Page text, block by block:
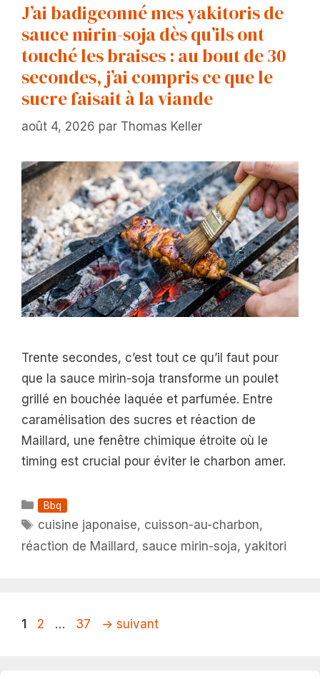
J’ai badigeonné mes yakitoris de
sauce mirin-soja dès qu’ils ont
touché les braises : au bout de 30
secondes, j’ai compris ce que le
sucre faisait à la viande
août 4, 2026 par Thomas Keller
Trente secondes, c’est tout ce qu’il faut pour
que la sauce mirin-soja transforme un poulet
grillé en bouchée laquée et parfumée. Entre
caramélisation des sucres et réaction de
Maillard, une fenêtre chimique étroite où le
timing est crucial pour éviter le charbon amer.
Catégories
Bbq
Étiquettes
cuisine japonaise, cuisson-au-charbon,
réaction de Maillard, sauce mirin-soja, yakitori
Page
1 Page
2 … Page
37 → suivant